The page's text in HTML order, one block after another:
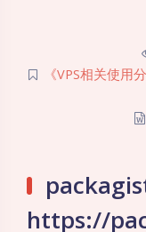
《VPS相关使用
https://